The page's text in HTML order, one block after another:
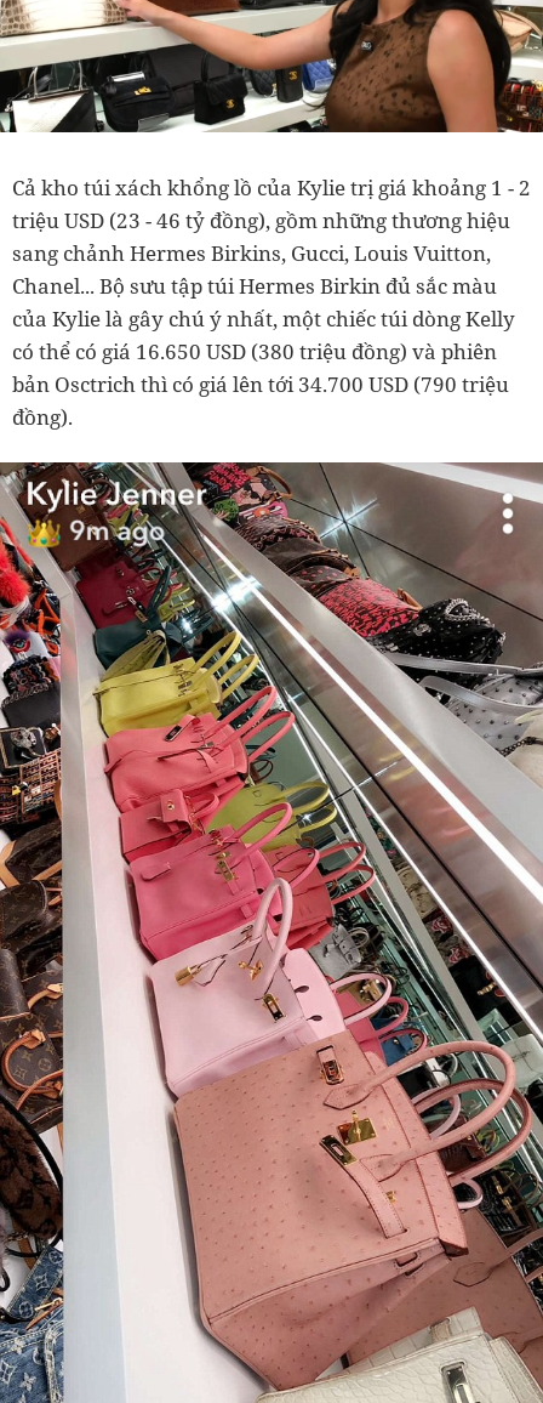
Cả kho túi xách khổng lồ của Kylie trị giá khoảng 1 - 2
triệu USD (23 - 46 tỷ đồng), gồm những thương hiệu
sang chảnh Hermes Birkins, Gucci, Louis Vuitton,
Chanel... Bộ sưu tập túi Hermes Birkin đủ sắc màu
của Kylie là gây chú ý nhất, một chiếc túi dòng Kelly
có thể có giá 16.650 USD (380 triệu đồng) và phiên
bản Osctrich thì có giá lên tới 34.700 USD (790 triệu
đồng).